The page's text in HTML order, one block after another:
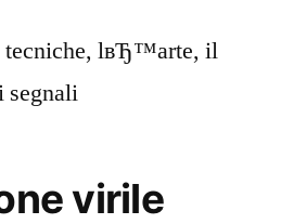
tecniche, lвЂ™arte, il
segnali
virile